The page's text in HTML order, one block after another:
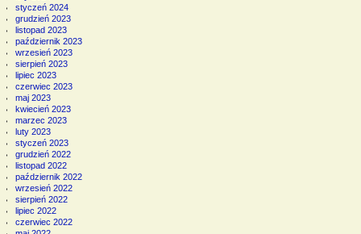
styczeń 2024
grudzień 2023
listopad 2023
październik 2023
wrzesień 2023
sierpień 2023
lipiec 2023
czerwiec 2023
maj 2023
kwiecień 2023
marzec 2023
luty 2023
styczeń 2023
grudzień 2022
listopad 2022
październik 2022
wrzesień 2022
sierpień 2022
lipiec 2022
czerwiec 2022